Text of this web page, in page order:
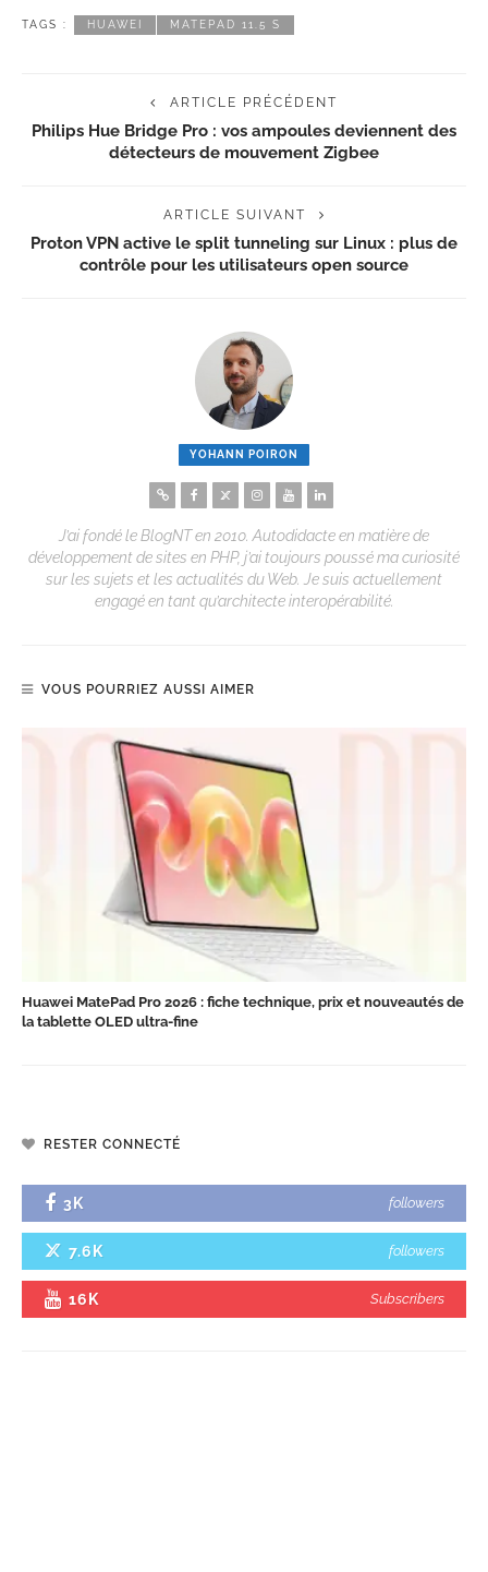
TAGS : HUAWEI MATEPAD 11.5 S
ARTICLE PRÉCÉDENT
Philips Hue Bridge Pro : vos ampoules deviennent des
détecteurs de mouvement Zigbee
ARTICLE SUIVANT
Proton VPN active le split tunneling sur Linux : plus de
contrôle pour les utilisateurs open source
YOHANN POIRON
J’ai fondé le BlogNT en 2010. Autodidacte en matière de
développement de sites en PHP, j’ai toujours poussé ma curiosité
sur les sujets et les actualités du Web. Je suis actuellement
engagé en tant qu’architecte interopérabilité.
VOUS POURRIEZ AUSSI AIMER
Huawei MatePad Pro 2026 : fiche technique, prix et nouveautés de
la tablette OLED ultra-fine
RESTER CONNECTÉ
3K followers
7.6K followers
16K Subscribers